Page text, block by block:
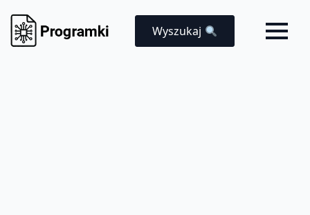
Wyszukaj